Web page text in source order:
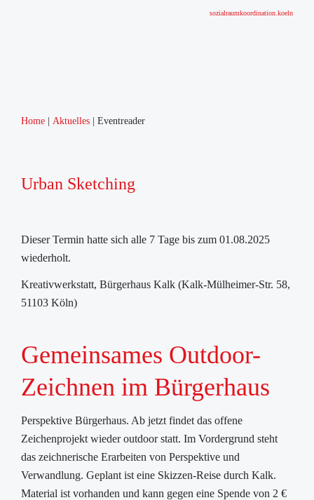
sozialraumkoordination.koeln
Home Aktuelles Eventreader
Urban Sketching
Dieser Termin hatte sich alle 7 Tage bis zum 01.08.2025
wiederholt.
Kreativwerkstatt, Bürgerhaus Kalk (Kalk-Mülheimer-Str. 58,
51103 Köln)
Gemeinsames Outdoor-
Zeichnen im Bürgerhaus
Perspektive Bürgerhaus. Ab jetzt findet das offene
Zeichenprojekt wieder outdoor statt. Im Vordergrund steht
das zeichnerische Erarbeiten von Perspektive und
Verwandlung. Geplant ist eine Skizzen-Reise durch Kalk.
Material ist vorhanden und kann gegen eine Spende von 2 €